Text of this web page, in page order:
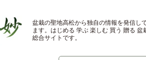
盆栽の聖地高松から独自の情報を発信し
ます。はじめる 学ぶ 楽しむ 買う 贈る 盆
総合サイトです。